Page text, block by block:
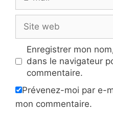
mail
web
Enregistrer mon
dans le navigateur
commentaire.
Prévenez-moi par e-
mon commentaire.